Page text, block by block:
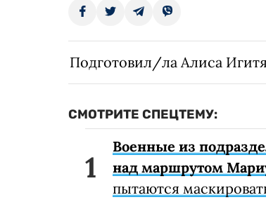
Подготовил/ла Алиса
СМОТРИТЕ СПЕЦТЕМУ:
Военные из
над маршрутом
пытаются